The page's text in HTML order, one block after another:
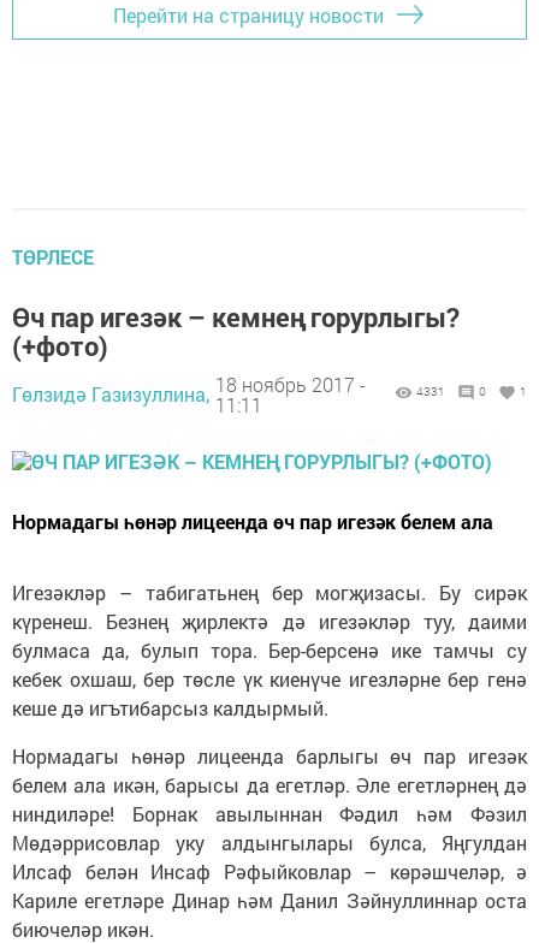
Перейти на страницу новости
ТӨРЛЕСЕ
Өч пар игезәк – кемнең горурлыгы?
(+фото)
Гөлзидә Газизуллина, 18 ноябрь 2017 -
11:11
4331 0 1
Нормадагы һөнәр лицеенда өч пар игезәк белем ала
Игезәкләр – табигатьнең бер могҗизасы. Бу сирәк
күренеш. Безнең җирлектә дә игезәкләр туу, даими
булмаса да, булып тора. Бер-берсенә ике тамчы су
кебек охшаш, бер төсле үк киенүче игезләрне бер генә
кеше дә игътибарсыз калдырмый.
Нормадагы һөнәр лицеенда барлыгы өч пар игезәк
белем ала икән, барысы да егетләр. Әле егетләрнең дә
ниндиләре! Борнак авылыннан Фәдил һәм Фәзил
Мөдәррисовлар уку алдынгылары булса, Яңгулдан
Илсаф белән Инсаф Рәфыйковлар – көрәшчеләр, ә
Кариле егетләре Динар һәм Данил Зәйнуллиннар оста
биючеләр икән.